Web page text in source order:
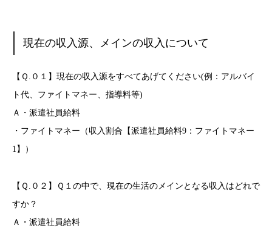
現在の収入源、メインの収入について
【Ｑ.０１】現在の収入源をすべてあげてください(例：アルバイ
ト代、ファイトマネー、指導料等)
Ａ・派遣社員給料
・ファイトマネー（収入割合【派遣社員給料9：ファイトマネー
1】）
【Ｑ.０２】Ｑ１の中で、現在の生活のメインとなる収入はどれで
すか？
Ａ・派遣社員給料